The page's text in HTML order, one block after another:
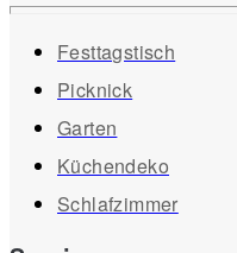
Festtagstisch
Picknick
Garten
Küchendeko
Schlafzimmer